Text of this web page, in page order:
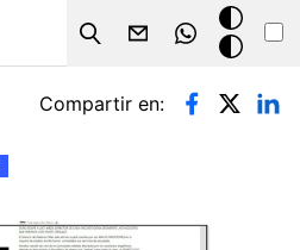
Search
Modo
oscuro
Compartir en: